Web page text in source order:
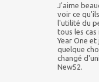
J'aime
voir ce
l'utilité du
tous les
Year One et
quelque
changé
New52.